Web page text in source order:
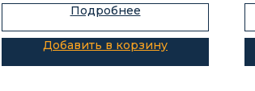
Подробнее
Добавить в корзину